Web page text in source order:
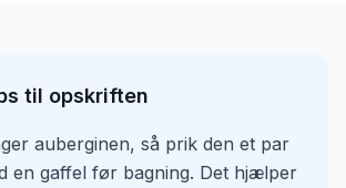
til opskriften
auberginen, så prik den et par
en gaffel før bagning. Det hjælper